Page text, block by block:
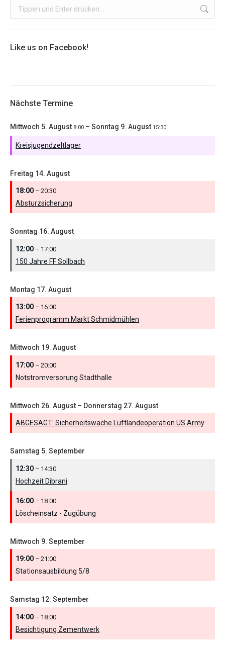
Search:
Like us on Facebook!
Nächste Termine
Mittwoch 5. August 8:00 – Sonntag 9. August 15:30
Kreisjugendzeltlager
Freitag 14. August
18:00 – 20:30
Absturzsicherung
Sonntag 16. August
12:00 – 17:00
150 Jahre FF Sollbach
Montag 17. August
13:00 – 16:00
Ferienprogramm Markt Schmidmühlen
Mittwoch 19. August
17:00 – 20:00
Notstromversorung Stadthalle
Mittwoch 26. August – Donnerstag 27. August
ABGESAGT: Sicherheitswache Luftlandeoperation US Army
Samstag 5. September
12:30 – 14:30
Hochzeit Dibrani
16:00 – 18:00
Löscheinsatz - Zugübung
Mittwoch 9. September
19:00 – 21:00
Stationsausbildung 5/8
Samstag 12. September
14:00 – 18:00
Besichtigung Zementwerk